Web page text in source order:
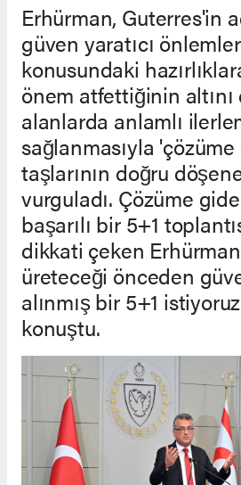
Erhürman, Guterres'in
güven yaratıcı
konusundaki
önem atfettiğinin altını
alanlarda anlamlı
sağlanmasıyla
taşlarının doğru
vurguladı. Çözüme
başarılı bir 5+1
dikkati çeken
üreteceği önceden
alınmış bir 5+1
konuştu.